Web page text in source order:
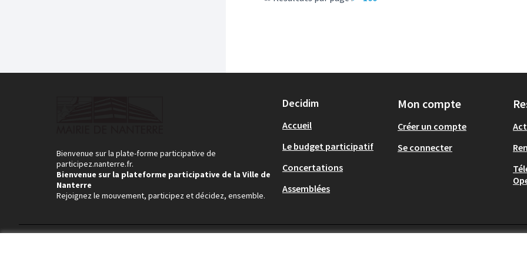
Bienvenue sur la plate-forme participative de
participez.nanterre.fr.
Bienvenue sur la plateforme participative de la Ville de
Nanterre
Rejoignez le mouvement, participez et décidez, ensemble.
Decidim
Accueil
Le budget participatif
Concertations
Assemblées
Mon compte
Créer un compte
Se connecter